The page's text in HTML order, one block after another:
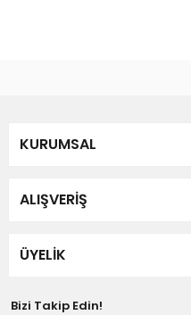
Ürün resmi kalitesiz, bozuk
Ürün bilgilerinde hatalar
Bu ürüne benzer farklı
KURUMSAL
ALIŞVERİŞ
ÜYELİK
Bizi Takip Edin!